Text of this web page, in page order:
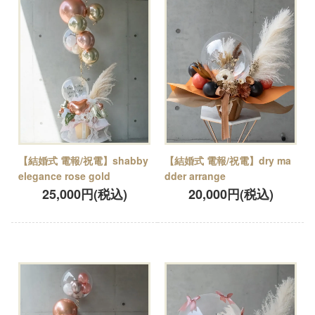
【結婚式 電報/祝電】shabby
elegance rose gold
25,000円(税込)
【結婚式 電報/祝電】dry ma
dder arrange
20,000円(税込)